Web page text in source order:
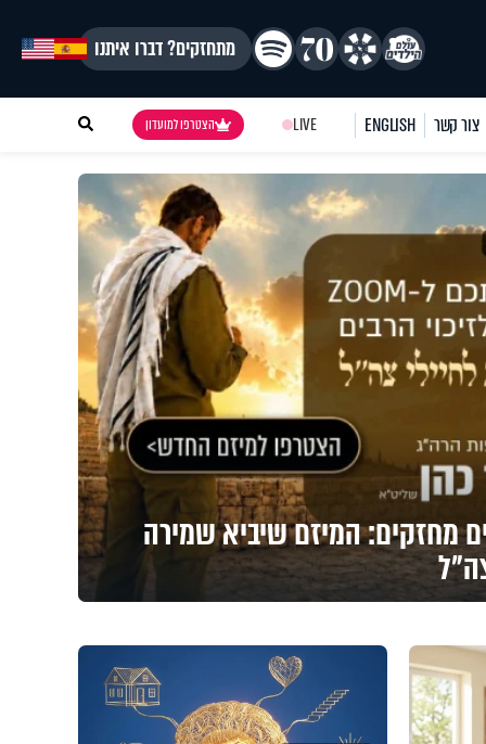
מתחזקים? דברו איתנו
צור קשר ENGLISH
LIVE הצטרפו למועדון
מחזקים: המיזם שיביא שמירה